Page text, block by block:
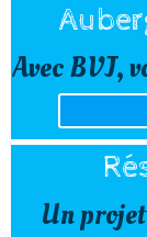
Avec BVJ,
Un